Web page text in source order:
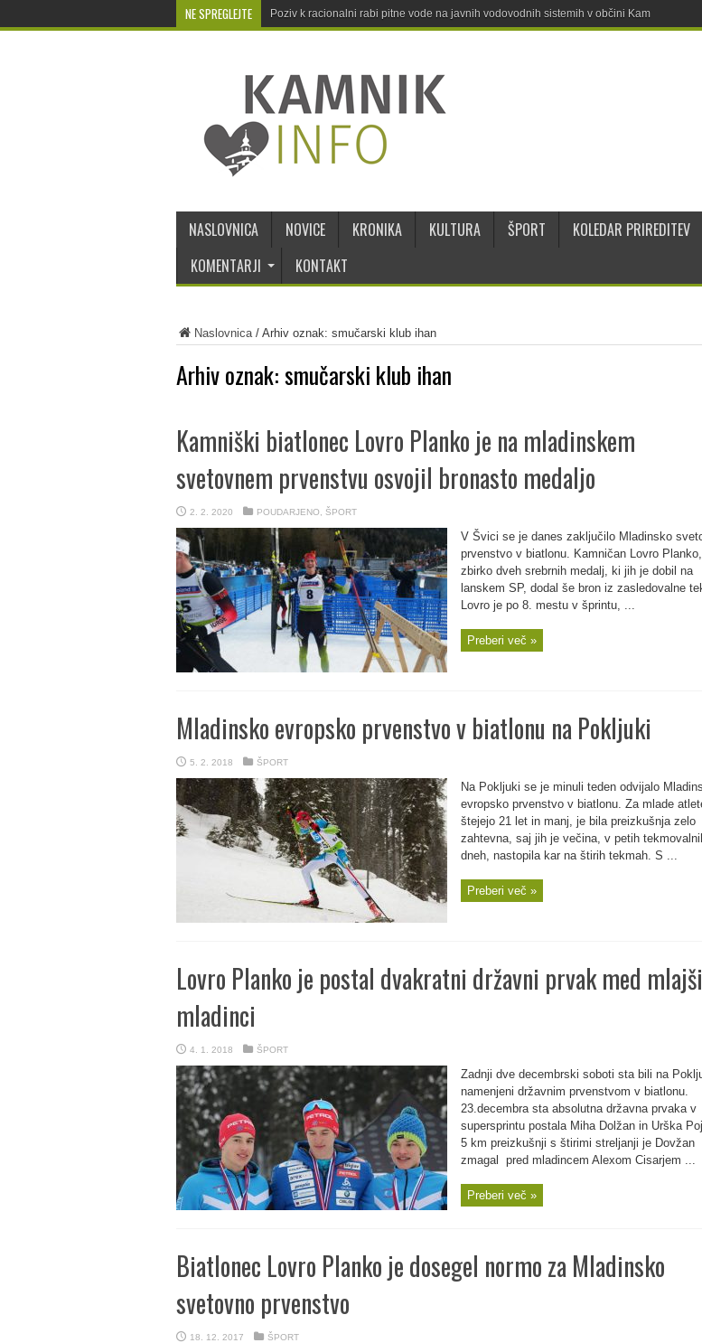
NE SPREGLEJTE Poziv k racionalni rabi pitne vode na javnih vodovodnih sistemih v občini Kamnik
NASLOVNICA NOVICE KRONIKA KULTURA ŠPORT KOLEDAR PRIREDITEV
KOMENTARJI
KONTAKT
Naslovnica/ Arhiv oznak: smučarski klub ihan
Arhiv oznak:smučarski klub ihan
Kamniški biatlonec Lovro Planko je na mladinskem
svetovnem prvenstvu osvojil bronasto medaljo
2. 2. 2020 POUDARJENO ŠPORT
V Švici se je danes zaključilo Mladinsko
prvenstvo v biatlonu. Kamničan Lovro
zbirko dveh srebrnih medalj, ki jih je dobil na
lanskem SP, dodal še bron iz zasledovalne
Lovro je po 8. mestu v šprintu, ...
Preberi več »
Mladinsko evropsko prvenstvo v biatlonu na Pokljuki
5. 2. 2018 ŠPORT
Na Pokljuki se je minuli teden odvijalo
evropsko prvenstvo v biatlonu. Za mlade
štejejo 21 let in manj, je bila preizkušnja zelo
zahtevna, saj jih je večina, v petih
dneh, nastopila kar na štirih tekmah. S ...
Preberi več »
Lovro Planko je postal dvakratni državni prvak med
mladinci
4. 1. 2018 ŠPORT
Zadnji dve decembrski soboti sta bili na
namenjeni državnim prvenstvom v biatlonu.
23.decembra sta absolutna državna prvaka v
supersprintu postala Miha Dolžan in Urška
5 km preizkušnji s štirimi streljanji je Dovžan
zmagal pred mladincem Alexom Cisarjem ...
Preberi več »
Biatlonec Lovro Planko je dosegel normo za Mladinsko
svetovno prvenstvo
18. 12. 2017 ŠPORT